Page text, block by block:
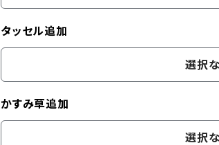
タッセル追加
選択
かすみ草追加
選択